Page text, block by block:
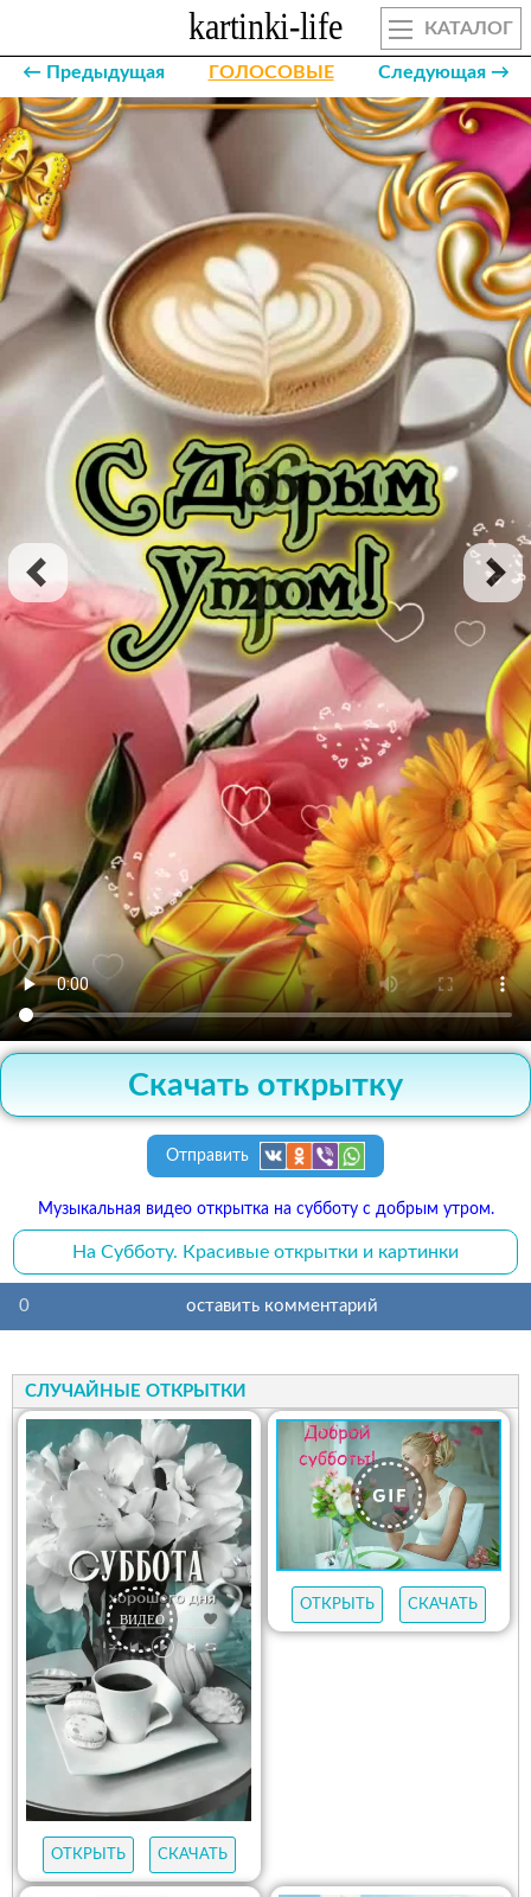
КАТАЛОГ
← Предыдущая ГОЛОСОВЫЕ Следующая →
Скачать открытку
Отправить
Музыкальная видео открытка на субботу с добрым утром.
На Субботу. Красивые открытки и картинки
0 оставить комментарий
СЛУЧАЙНЫЕ ОТКРЫТКИ
ОТКРЫТЬ СКАЧАТЬ
ОТКРЫТЬ СКАЧАТЬ